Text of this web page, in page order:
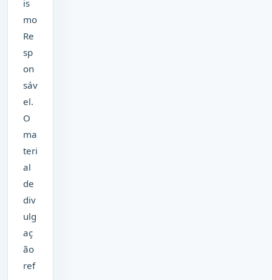
is
mo
Re
sp
on
sáv
el.
O
ma
teri
al
de
div
ulg
aç
ão
ref